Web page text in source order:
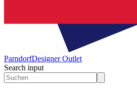
ParndorfDesigner Outlet
Search input